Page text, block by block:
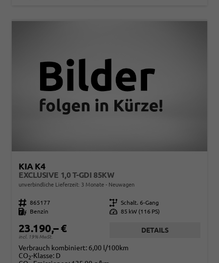
KIA K4
EXCLUSIVE 1,0 T-GDI 85KW
unverbindliche Lieferzeit: 3 Monate Neuwagen
Fahrzeugnr. 865177 Getriebe Schalt. 6-Gang
Kraftstoff
Benzin Leistung 85 kW (116 PS)
23.190,– €
incl. 19% MwSt.
DETAILS
Verbrauch kombiniert: 6,00 l/100km
CO2-Klasse: D